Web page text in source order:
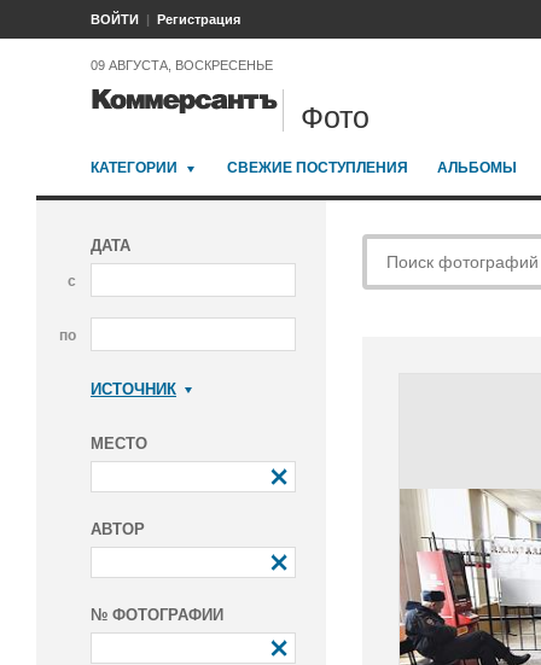
ВОЙТИ Регистрация
09 АВГУСТА, ВОСКРЕСЕНЬЕ
Фото
КАТЕГОРИИ СВЕЖИЕ ПОСТУПЛЕНИЯ АЛЬБОМЫ
ДАТА
с
по
ИСТОЧНИК
МЕСТО
АВТОР
№ ФОТОГРАФИИ